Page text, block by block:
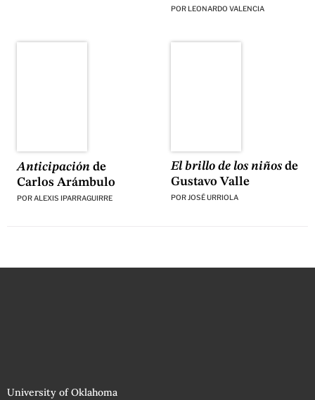
POR LEONARDO VALENCIA
Anticipaciónde
Carlos Arámbulo
PORALEXIS IPARRAGUIRRE
El brillo de los niñosde
Gustavo Valle
PORJOSÉ URRIOLA
University of Oklahoma